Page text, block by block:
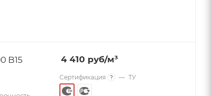
B15 4 410 руб/м³
Сертификация ? — ТУ